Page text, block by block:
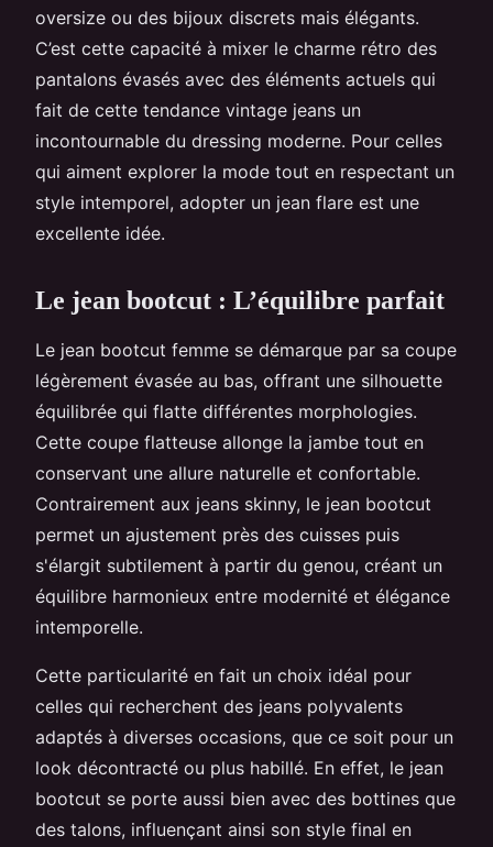
oversize ou des bijoux discrets mais élégants.
C’est cette capacité à mixer le charme rétro des
pantalons évasés avec des éléments actuels qui
fait de cette tendance vintage jeans un
incontournable du dressing moderne. Pour celles
qui aiment explorer la mode tout en respectant un
style intemporel, adopter un jean flare est une
excellente idée.
Le jean bootcut : L’équilibre parfait
Le jean bootcut femme se démarque par sa coupe
légèrement évasée au bas, offrant une silhouette
équilibrée qui flatte différentes morphologies.
Cette coupe flatteuse allonge la jambe tout en
conservant une allure naturelle et confortable.
Contrairement aux jeans skinny, le jean bootcut
permet un ajustement près des cuisses puis
s'élargit subtilement à partir du genou, créant un
équilibre harmonieux entre modernité et élégance
intemporelle.
Cette particularité en fait un choix idéal pour
celles qui recherchent des jeans polyvalents
adaptés à diverses occasions, que ce soit pour un
look décontracté ou plus habillé. En effet, le jean
bootcut se porte aussi bien avec des bottines que
des talons, influençant ainsi son style final en